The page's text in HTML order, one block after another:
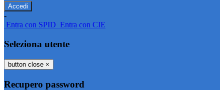
-
Entra con SPID Entra con CIE
Seleziona utente
button close ×
Recupero password